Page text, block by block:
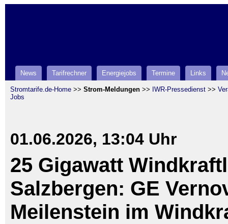
News Tarifrechner Energiejobs Termine Links
Stromtarife.de-Home >> Strom-Meldungen >> IWR-Pressedienst >>
Jobs
01.06.2026, 13:04 Uhr
25 Gigawatt
Salzbergen: GE
Meilenstein im